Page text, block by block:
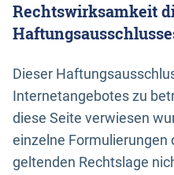
Rechtswirksamkeit
Dieser
Internetangebotes zu
diese Seite verwiesen
einzelne Formulierungen
geltenden Rechtslage